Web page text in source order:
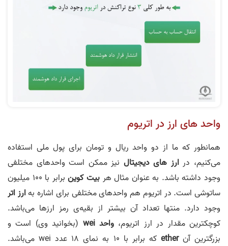
واحد های ارز در اتریوم
همانطور که ما از دو واحد ریال و تومان برای پول ملی استفاده
می‌کنیم، درارز های دیجیتال نیز ممکن است واحد‌های مختلفی
وجود داشته باشد. به عنوان مثال هربیت کوین
برابر با 100 میلیون
ساتوشی است. در اتریوم هم واحد‌های مختلفی برای اشاره بهارز اتر
وجود دارد. منتها تعداد آن بیشتر از بقیه‌ی رمز ارزها می‌باشد.
کوچکترین مقدار در ارز اتریوم، واحد wei
(بخوانید وی) است و
بزرگترین آنether
که برابر با 10 به نمای 18 عدد wei می‌باشد.